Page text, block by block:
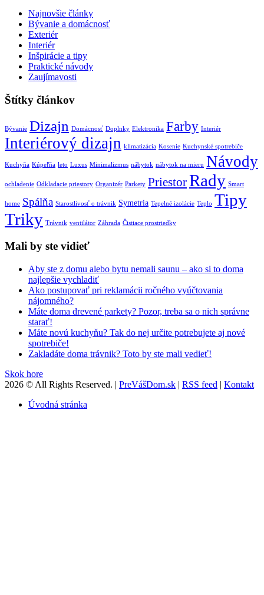
Najnovšie články
Bývanie a domácnosť
Exteriér
Interiér
Inšpirácie a tipy
Praktické návody
Zaujímavosti
Štítky článkov
Bývanie Dizajn Domácnosť Doplnky Elektronika Farby Interiér
Interiérový dizajn klimatizácia Kosenie Kuchynské spotrebiče
Kuchyňa Kúpeľňa leto Luxus Minimalizmus nábytok nábytok na mieru Návody
ochladenie Odkladacie priestory Organizér Parkety PriestorRady Smart
home Spálňa Starostlivosť o trávnik Symetria Tepelné izolácie Teplo Tipy
Triky Trávnik ventilátor Záhrada Čistiace prostriedky
Mali by ste vidieť
Aby ste z domu alebo bytu nemali saunu – ako si to doma
najlepšie vychladiť
Ako postupovať pri reklamácii ročného vyúčtovania
nájomného?
Máte doma drevené parkety? Pozor, treba sa o nich správne
starať!
Máte novú kuchyňu? Tak do nej určite potrebujete aj nové
spotrebiče!
Zakladáte doma trávnik? Toto by ste mali vedieť!
Skok hore
2026 © All Rights Reserved. | PreVášDom.sk | RSS feed | Kontakt
Úvodná stránka